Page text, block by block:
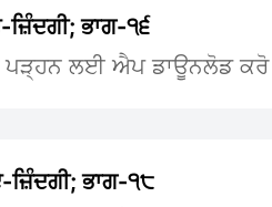
ਭਾਗ-੧੬
ਪੜ੍ਹਨ ਲਈ ਐਪ ਡਾਊਨਲੋਡ ਕਰੋ
ਭਾਗ-੧੮